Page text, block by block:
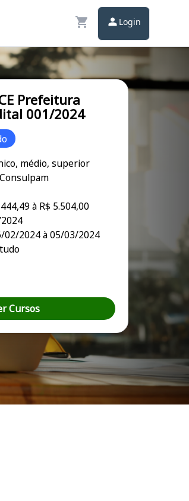
Login
Prefeitura
001/2024
médio, superior
à R$ 5.504,00
02/2024 à 05/03/2024
Cursos